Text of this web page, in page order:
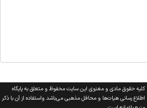
کلیه حقوق مادی و معنوی این سایت محفوظ و متعلق به پایگاه
اطلاع رسانی هیات‌ها و محافل مذهبی می‌باشد واستفاده از آن با ذکر